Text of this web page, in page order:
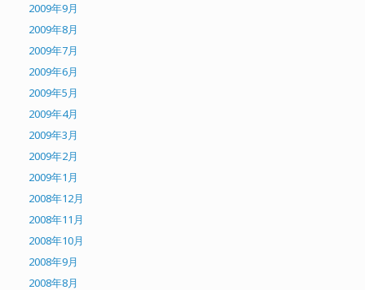
2009年9月
2009年8月
2009年7月
2009年6月
2009年5月
2009年4月
2009年3月
2009年2月
2009年1月
2008年12月
2008年11月
2008年10月
2008年9月
2008年8月